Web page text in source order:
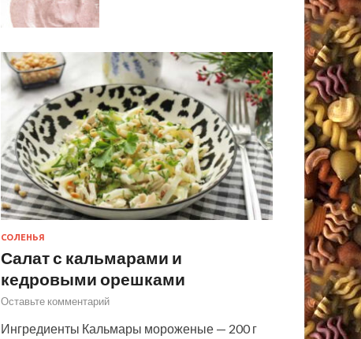
СОЛЕНЬЯ
Салат с кальмарами и
кедровыми орешками
Оставьте комментарий
Ингредиенты Кальмары мороженые — 200 г